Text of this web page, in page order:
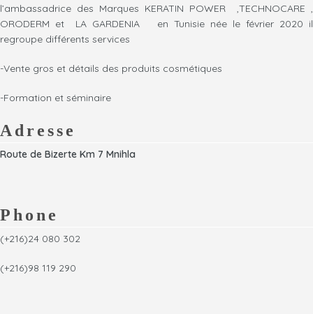
l’ambassadrice des Marques KERATIN POWER ,TECHNOCARE ,
ORODERM et LA GARDENIA en Tunisie née le février 2020 il
regroupe différents services
-Vente gros et détails des produits cosmétiques
-Formation et séminaire
Adresse
Route de Bizerte Km 7 Mnihla
Phone
(+216)24 080 302
(+216)98 119 290